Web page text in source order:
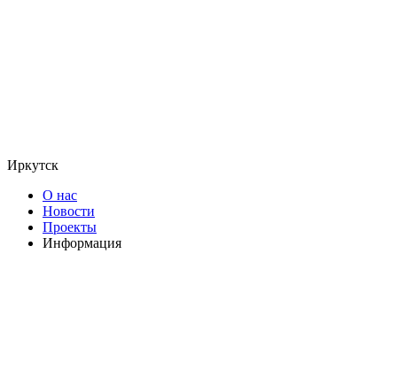
Иркутск
О нас
Новости
Проекты
Информация